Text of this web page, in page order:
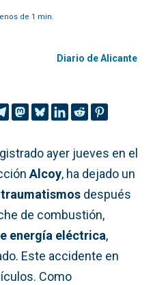
de 1 min.
Diario de Alicante
ayer jueves en el
Alcoy, ha dejado un
después
de combustión,
energía eléctrica,
Este accidente en
Como